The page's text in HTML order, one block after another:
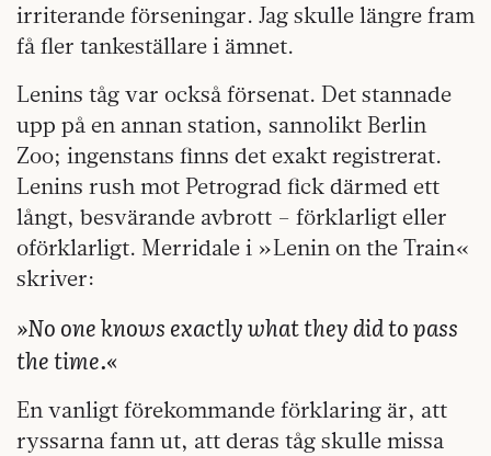
irriterande förseningar. Jag skulle längre fram
få fler tankeställare i ämnet.
Lenins tåg var också försenat. Det stannade
upp på en annan station, sannolikt Berlin
Zoo; ingenstans finns det exakt registrerat.
Lenins rush mot Petrograd fick därmed ett
långt, besvärande avbrott – förklarligt eller
oförklarligt. Merridale i »Lenin on the Train«
skriver:
»No one knows exactly what they did to pass
the time.«
En vanligt förekommande förklaring är, att
ryssarna fann ut, att deras tåg skulle missa